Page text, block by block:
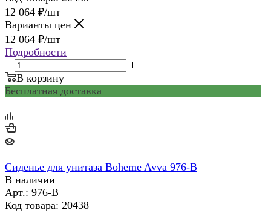
12 064 ₽/шт
Варианты цен
12 064 ₽/шт
Подробности
В корзину
Бесплатная доставка
Сиденье для унитаза Boheme Avva 976-B
В наличии
Арт.: 976-B
Код товара: 20438